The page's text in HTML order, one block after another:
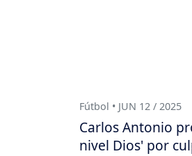
Fútbol • JUN 12 / 2025
Carlos Antonio
nivel Dios' por